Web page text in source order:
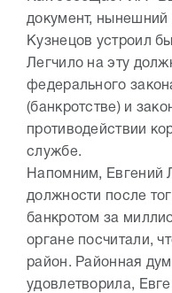
документ, нынешний
Кузнецов устроил
Легчило на эту
федерального
(банкротстве) и
противодействии
службе.
Напомним, Евгений
должности после
банкротом за
органе посчитали,
район. Районная
удовлетворила,